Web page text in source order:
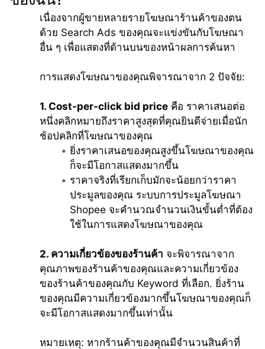
เนื่องจากผู้ขายหลายรายโฆษณาร้านค้าของตน
ด้วย Search Ads ของคุณจะแข่งขันกับโฆษณา
อื่น ๆ เพื่อแสดงที่ด้านบนของหน้าผลการค้นหา
การแสดงโฆษณาของคุณพิจารณาจาก 2 ปัจจัย:
1. Cost-per-click bid price คือ ราคาเสนอต่อ
หนึ่งคลิกหมายถึงราคาสูงสุดที่คุณยินดีจ่ายเมื่อนัก
ช้อปคลิกที่โฆษณาของคุณ
ยิ่งราคาเสนอของคุณสูงขึ้นโฆษณาของคุณ
ก็จะมีโอกาสแสดงมากขึ้น
ราคาจริงที่เรียกเก็บมักจะน้อยกว่าราคา
ประมูลของคุณ ระบบการประมูลโฆษณา
Shopee จะคำนวณจำนวนเงินขั้นต่ำที่ต้อง
ใช้ในการแสดงโฆษณาของคุณ
2. ความเกี่ยวข้องของร้านค้า จะพิจารณาจาก
คุณภาพของร้านค้าของคุณและความเกี่ยวข้อง
ของร้านค้าของคุณกับ Keyword ที่เลือก. ยิ่งร้าน
ของคุณมีความเกี่ยวข้องมากขึ้นโฆษณาของคุณก็
จะมีโอกาสแสดงมากขึ้นเท่านั้น
หมายเหตุ: หากร้านค้าของคุณมีจำนวนสินค้าที่